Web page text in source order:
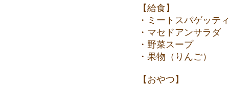
【給食】
・ミートスパゲッテ
・マセドアンサラダ
・野菜スープ
・果物（りんご）
【おやつ】